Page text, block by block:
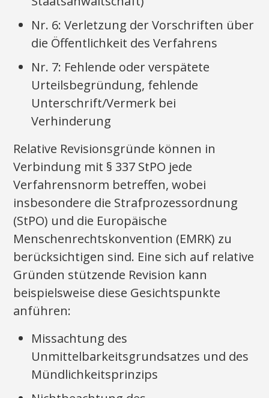
Nr. 6: Verletzung der Vorschriften über
die Öffentlichkeit des Verfahrens
Nr. 7: Fehlende oder verspätete
Urteilsbegründung, fehlende
Unterschrift/Vermerk bei
Verhinderung
Relative Revisionsgründe können in
Verbindung mit § 337 StPO jede
Verfahrensnorm betreffen, wobei
insbesondere die Strafprozessordnung
(StPO) und die Europäische
Menschenrechtskonvention (EMRK) zu
berücksichtigen sind. Eine sich auf relative
Gründen stützende Revision kann
beispielsweise diese Gesichtspunkte
anführen:
Missachtung des
Unmittelbarkeitsgrundsatzes und des
Mündlichkeitsprinzips